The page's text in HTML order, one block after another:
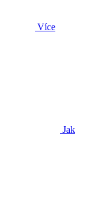
Více
Jak